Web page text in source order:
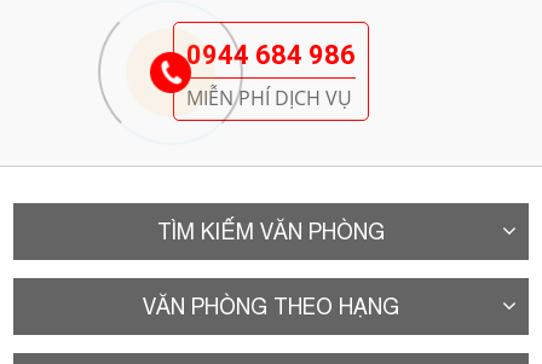
0944 684 986
MIỄN PHÍ DỊCH VỤ
TÌM KIẾM VĂN PHÒNG
VĂN PHÒNG THEO HẠNG